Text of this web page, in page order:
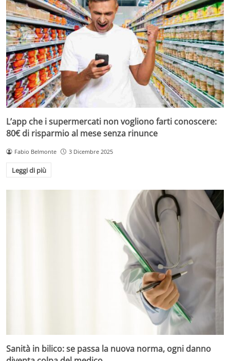
L’app che i supermercati non vogliono farti conoscere:
80€ di risparmio al mese senza rinunce
Fabio Belmonte 3 Dicembre 2025
Leggi di più
Sanità in bilico: se passa la nuova norma, ogni danno